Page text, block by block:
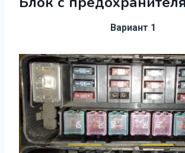
Вариант 1